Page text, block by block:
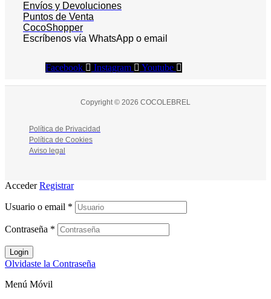
Envíos y Devoluciones
Puntos de Venta
CocoShopper
Escríbenos vía WhatsApp o email
Facebook Instagram Youtube
Copyright © 2026 COCOLEBREL
Política de Privacidad
Política de Cookies
Aviso legal
Acceder Registrar
Usuario o email *
Contraseña *
Login
Olvidaste la Contraseña
Menú Móvil